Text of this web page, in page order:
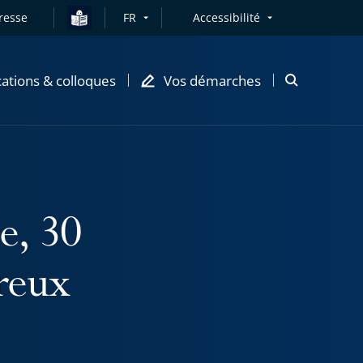
FR Accessibilité
& colloques Vos démarches
Ouvrir
30